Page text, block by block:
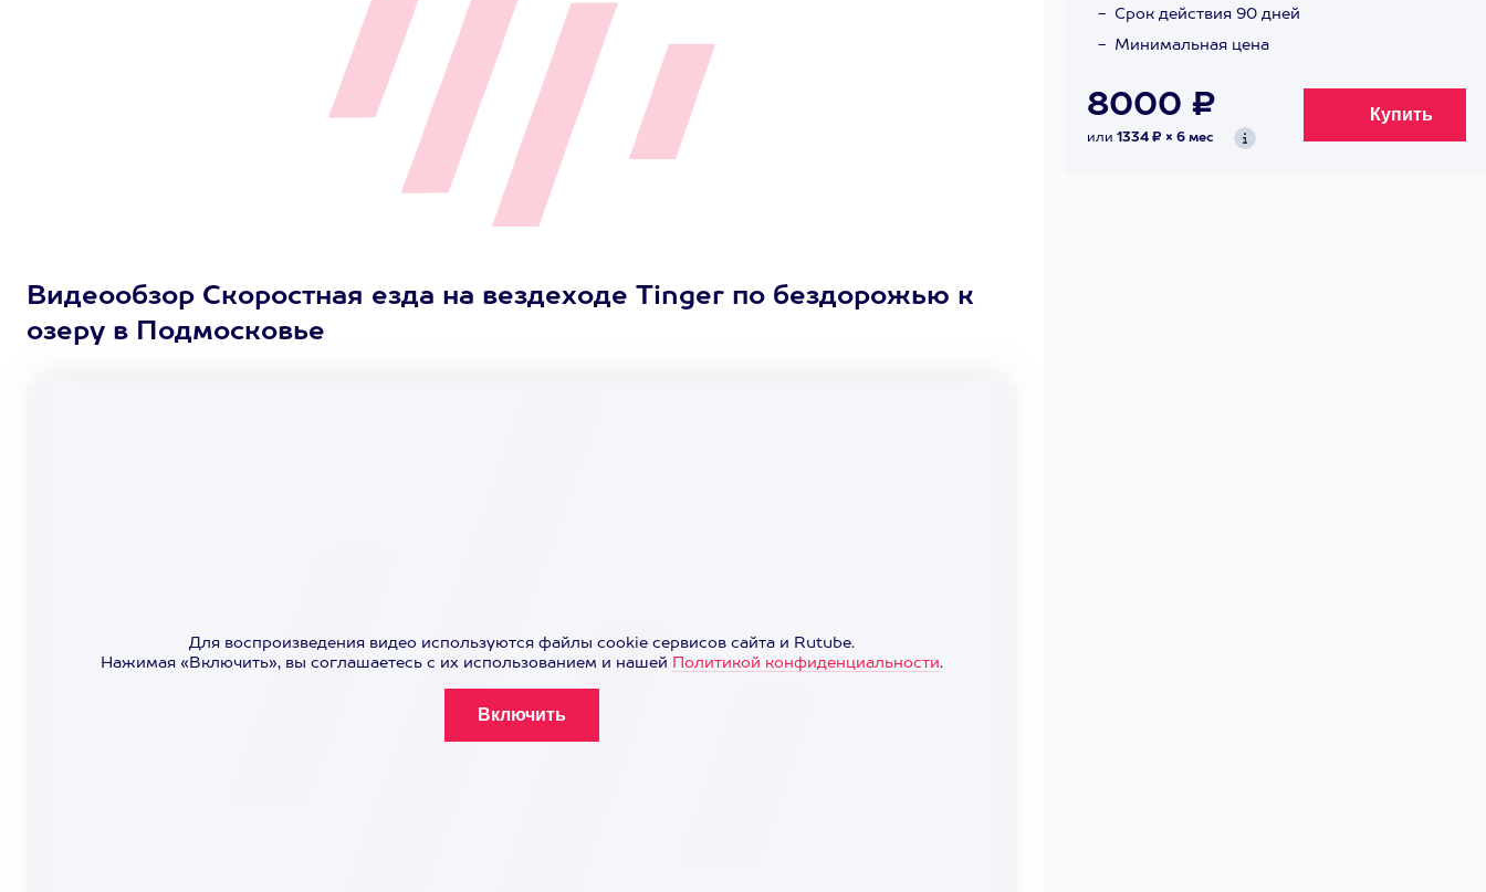
Видеообзор Скоростная езда на вездеходе Tinger по бездорожью к
озеру в Подмосковье
Для воспроизведения видео используются файлы cookie сервисов сайта и Rutube.
Нажимая «Включить», вы соглашаетесь с их использованием и нашей Политикой конфиденциальности.
Срок действия 90 дней
Минимальная цена
8000 ₽
или 1334 ₽ × 6 мес